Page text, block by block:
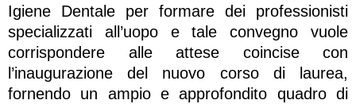
Igiene Dentale per formare dei professionisti
specializzati all’uopo e tale convegno vuole
corrispondere alle attese coincise con
l’inaugurazione del nuovo corso di laurea,
fornendo un ampio e approfondito quadro di